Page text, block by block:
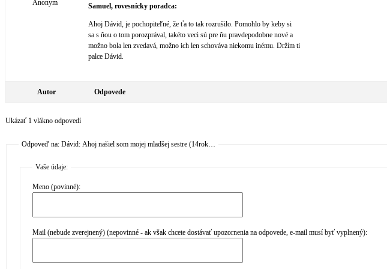
Anonym Samuel, rovesnícky poradca:
Ahoj Dávid, je pochopiteľné, že ťa to tak rozrušilo. Pomohlo by keby si
sa s ňou o tom porozprával, takéto veci sú pre ňu pravdepodobne nové a
možno bola len zvedavá, možno ich len schováva niekomu inému. Držím ti
palce Dávid.
Autor Odpovede
Ukázať 1 vlákno odpovedí
Odpoveď na: Dávid: Ahoj našiel som mojej mladšej sestre (14rok…
Vaše údaje:
Meno (povinné):
Mail (nebude zverejnený) (nepovinné - ak však chcete dostávať upozornenia na odpovede, e-mail musí byť vyplnený):